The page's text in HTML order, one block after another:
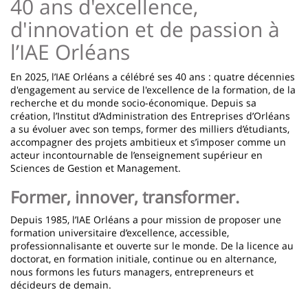
de
la
page
principale
40 ans d'excellence,
d'innovation et de passion à
l’IAE Orléans
En 2025, l’IAE Orléans a célébré ses 40 ans : quatre décennies
d'engagement au service de l'excellence de la formation, de la
recherche et du monde socio-économique. Depuis sa
création, l’Institut d’Administration des Entreprises d’Orléans
a su évoluer avec son temps, former des milliers d’étudiants,
accompagner des projets ambitieux et s’imposer comme un
acteur incontournable de l’enseignement supérieur en
Sciences de Gestion et Management.
Former, innover, transformer.
Depuis 1985, l’IAE Orléans a pour mission de proposer une
formation universitaire d’excellence, accessible,
professionnalisante et ouverte sur le monde. De la licence au
doctorat, en formation initiale, continue ou en alternance,
nous formons les futurs managers, entrepreneurs et
décideurs de demain.